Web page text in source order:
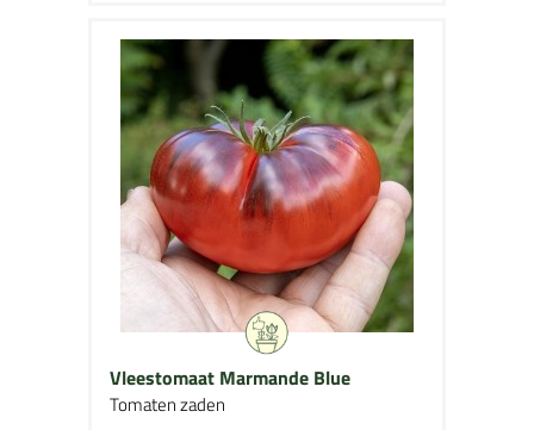
Vleestomaat Marmande Blue
Tomaten zaden